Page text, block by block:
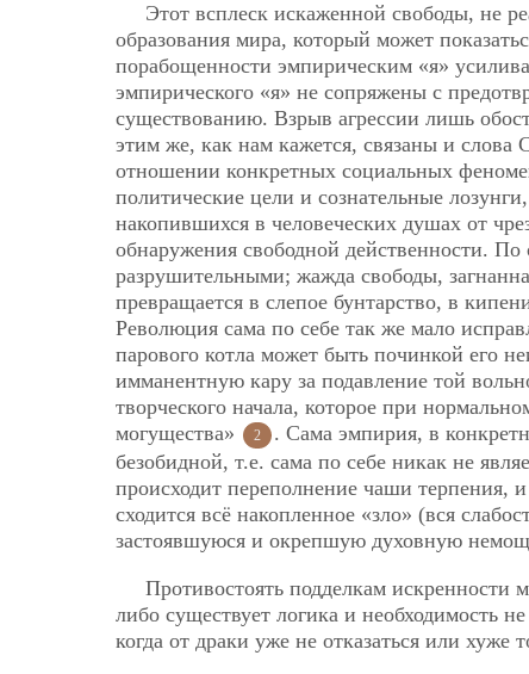
Этот всплеск искаженной свободы, не
образования мира, который может
порабощенности эмпирическим «я»
эмпирического «я» не сопряжены с
существованию. Взрыв агрессии лишь
этим же, как нам кажется, связаны и
отношении конкретных социальных
политические цели и сознательные
накопившихся в человеческих душах от
обнаружения свободной действенности.
разрушительными; жажда свободы,
превращается в слепое бунтарство, в
Революция сама по себе так же мало
парового котла может быть починкой его
имманентную кару за подавление той
творческого начала, которое при
могущества»
2
. Сама эмпирия, в
безобидной, т.е. сама по себе никак не
происходит переполнение чаши терпения,
сходится всё накопленное «зло» (вся
застоявшуюся и окрепшую духовную
Противостоять подделкам искренности
либо существует логика и необходимость
когда от драки уже не отказаться или хуже